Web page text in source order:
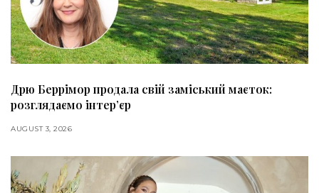
Дрю Беррімор продала свій заміський маєток:
розглядаємо інтер’єр
AUGUST 3, 2026